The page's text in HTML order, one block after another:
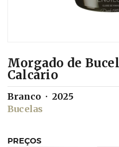
Morgado de
Calcário
Branco
2025
Bucelas
PREÇOS